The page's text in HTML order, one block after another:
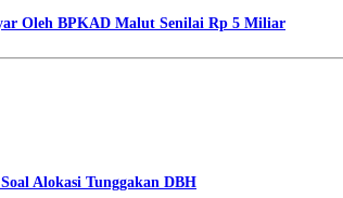
Oleh BPKAD Malut Senilai Rp 5 Miliar
Alokasi Tunggakan DBH